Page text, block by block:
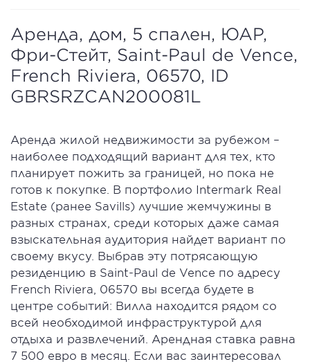
Аренда, дом, 5 спален, ЮАР,
Фри-Стейт, Saint-Paul de Vence,
French Riviera, 06570, ID
GBRSRZCAN200081L
Аренда жилой недвижимости за рубежом –
наиболее подходящий вариант для тех, кто
планирует пожить за границей, но пока не
готов к покупке. В портфолио Intermark Real
Estate (ранее Savills) лучшие жемчужины в
разных странах, среди которых даже самая
взыскательная аудитория найдет вариант по
своему вкусу. Выбрав эту потрясающую
резиденцию в Saint-Paul de Vence по адресу
French Riviera, 06570 вы всегда будете в
центре событий: Вилла находится рядом со
всей необходимой инфраструктурой для
отдыха и развлечений. Арендная ставка равна
7 500 евро в месяц. Если вас заинтересовал